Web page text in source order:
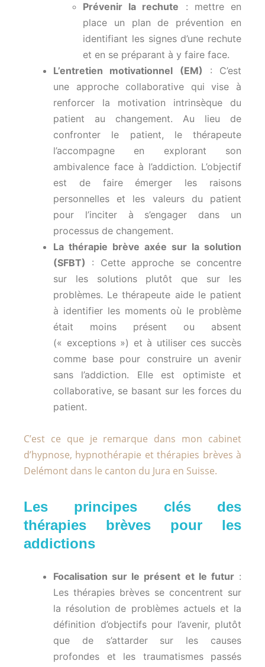
Prévenir la rechute : mettre en
place un plan de prévention en
identifiant les signes d’une rechute
et en se préparant à y faire face.
L’entretien motivationnel (EM) : C’est
une approche collaborative qui vise à
renforcer la motivation intrinsèque du
patient au changement. Au lieu de
confronter le patient, le thérapeute
l’accompagne en explorant son
ambivalence face à l’addiction. L’objectif
est de faire émerger les raisons
personnelles et les valeurs du patient
pour l’inciter à s’engager dans un
processus de changement.
La thérapie brève axée sur la solution
(SFBT) : Cette approche se concentre
sur les solutions plutôt que sur les
problèmes. Le thérapeute aide le patient
à identifier les moments où le problème
était moins présent ou absent
(« exceptions ») et à utiliser ces succès
comme base pour construire un avenir
sans l’addiction. Elle est optimiste et
collaborative, se basant sur les forces du
patient.
C’est ce que je remarque dans mon cabinet
d’hypnose, hypnothérapie et thérapies brèves à
Delémont dans le canton du Jura en Suisse.
Les principes clés des
thérapies brèves pour les
addictions
Focalisation sur le présent et le futur:
Les thérapies brèves se concentrent sur
la résolution de problèmes actuels et la
définition d’objectifs pour l’avenir, plutôt
que de s’attarder sur les causes
profondes et les traumatismes passés